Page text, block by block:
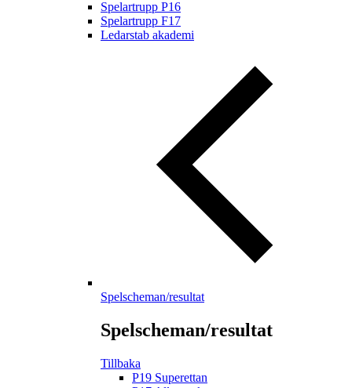
Spelartrupp P16
Spelartrupp F17
Ledarstab akademi
Spelscheman/resultat
Spelscheman/resultat
Tillbaka
P19 Superettan